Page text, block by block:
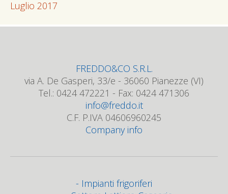
Luglio 2017
FREDDO&CO S.R.L.
via A. De Gasperi, 33/e - 36060 Pianezze (VI)
Tel.: 0424 472221 - Fax: 0424 471306
info@freddo.it
C.F. P.IVA 04606960245
Company info
Impianti frigoriferi